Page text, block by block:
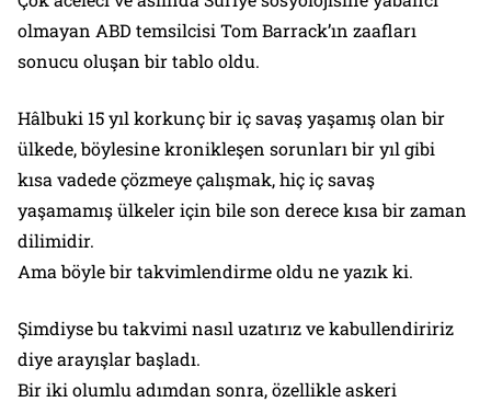
olmayan ABD temsilcisi Tom Barrack’ın zaafları
sonucu oluşan bir tablo oldu.
Hâlbuki 15 yıl korkunç bir iç savaş yaşamış olan bir
ülkede, böylesine kronikleşen sorunları bir yıl gibi
kısa vadede çözmeye çalışmak, hiç iç savaş
yaşamamış ülkeler için bile son derece kısa bir zaman
dilimidir.
Ama böyle bir takvimlendirme oldu ne yazık ki.
Şimdiyse bu takvimi nasıl uzatırız ve kabullendiririz
diye arayışlar başladı.
Bir iki olumlu adımdan sonra, özellikle askeri